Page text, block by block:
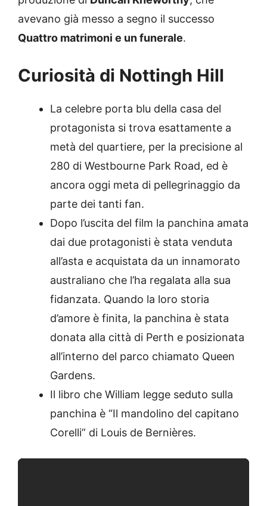
avevano già messo a segno il successo
Quattro matrimoni e un funerale.
Curiosità di Nottingh Hill
La celebre porta blu della casa del
protagonista si trova esattamente a
metà del quartiere, per la precisione al
280 di Westbourne Park Road, ed è
ancora oggi meta di pellegrinaggio da
parte dei tanti fan.
Dopo l’uscita del film la panchina amata
dai due protagonisti è stata venduta
all’asta e acquistata da un innamorato
australiano che l’ha regalata alla sua
fidanzata. Quando la loro storia
d’amore è finita, la panchina è stata
donata alla città di Perth e posizionata
all’interno del parco chiamato Queen
Gardens.
Il libro che William legge seduto sulla
panchina è “Il mandolino del capitano
Corelli” di Louis de Bernières.